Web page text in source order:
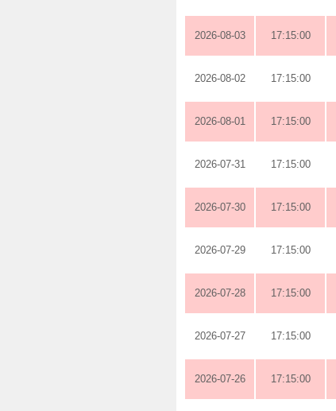
2026-08-03 17:15:00
2026-08-02 17:15:00
2026-08-01 17:15:00
2026-07-31 17:15:00
2026-07-30 17:15:00
2026-07-29 17:15:00
2026-07-28 17:15:00
2026-07-27 17:15:00
2026-07-26 17:15:00